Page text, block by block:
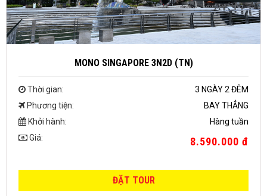
MONO SINGAPORE 3N2D (TN)
Thời gian:
3 NGÀY 2 ĐÊM
Phương tiện:
BAY THẲNG
Khởi hành:
Hàng tuần
Giá:
8.590.000 đ
ĐẶT TOUR